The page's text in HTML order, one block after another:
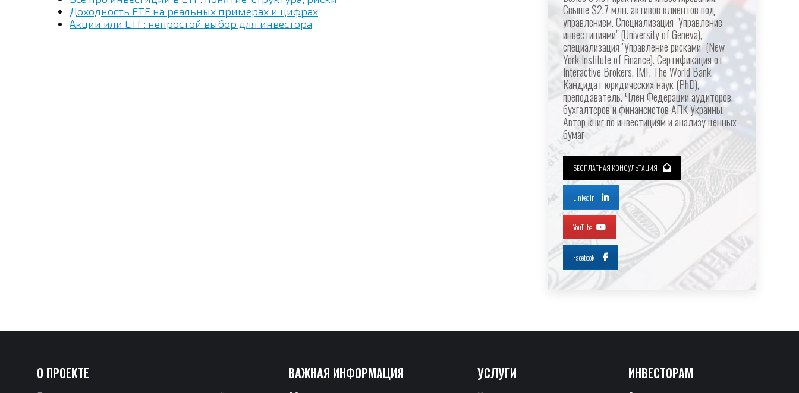
Доходность ETF на реальных примерах и цифрах
Акции или ETF: непростой выбор для инвестора
Свыше $2,7 млн. активов клиентов под
управлением. Специализация "Управление
инвестициями" (University of Geneva),
специализация "Управление рисками" (New
York Institute of Finance). Сертификация от
Interactive Brokers, IMF, The World Bank.
Кандидат юридических наук (PhD),
преподаватель. Член Федерации аудиторов,
бухгалтеров и финансистов АПК Украины.
Автор книг по инвестициям и анализу ценных
бумаг
БЕСПЛАТНАЯ КОНСУЛЬТАЦИЯ
LinkedIn
YouTube
Facebook
О ПРОЕКТЕ ВАЖНАЯ ИНФОРМАЦИЯ УСЛУГИ ИНВЕСТОРАМ